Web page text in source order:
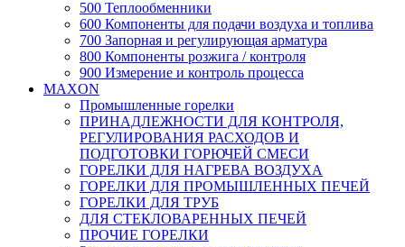
500 Теплообменники
600 Компоненты для подачи воздуха и топлива
700 Запорная и регулирующая арматура
800 Компоненты розжига / контроля
900 Измерение и контроль процесса
MAXON
Промышленные горелки
ПРИНАДЛЕЖНОСТИ ДЛЯ КОНТРОЛЯ,
РЕГУЛИРОВАНИЯ РАСХОДОВ И
ПОДГОТОВКИ ГОРЮЧЕЙ СМЕСИ
ГОРЕЛКИ ДЛЯ НАГРЕВА ВОЗДУХА
ГОРЕЛКИ ДЛЯ ПРОМЫШЛЕННЫХ ПЕЧЕЙ
ГОРЕЛКИ ДЛЯ ТРУБ
ДЛЯ СТЕКЛОВАРЕННЫХ ПЕЧЕЙ
ПРОЧИЕ ГОРЕЛКИ